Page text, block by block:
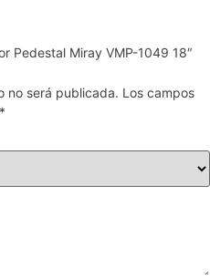
Pedestal Miray VMP-1049 18″
no será publicada. Los campos
*